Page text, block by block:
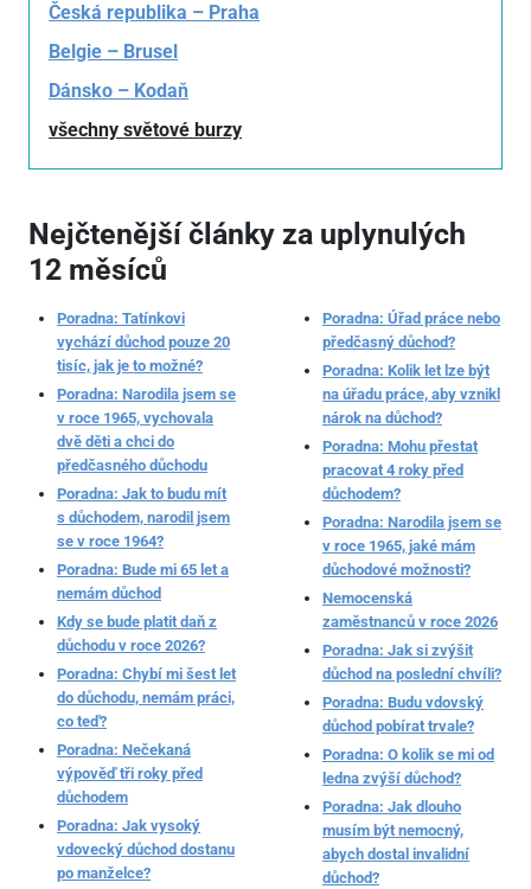
Česká republika – Praha
Belgie – Brusel
Dánsko – Kodaň
všechny světové burzy
Nejčtenější články za uplynulých
12 měsíců
Poradna: Tatínkovi
vychází důchod pouze 20
tisíc, jak je to možné?
Poradna: Narodila jsem se
v roce 1965, vychovala
dvě děti a chci do
předčasného důchodu
Poradna: Jak to budu mít
s důchodem, narodil jsem
se v roce 1964?
Poradna: Bude mi 65 let a
nemám důchod
Kdy se bude platit daň z
důchodu v roce 2026?
Poradna: Chybí mi šest let
do důchodu, nemám práci,
co teď?
Poradna: Nečekaná
výpověď tři roky před
důchodem
Poradna: Jak vysoký
vdovecký důchod dostanu
po manželce?
Poradna: Úřad práce nebo
předčasný důchod?
Poradna: Kolik let lze být
na úřadu práce, aby vznikl
nárok na důchod?
Poradna: Mohu přestat
pracovat 4 roky před
důchodem?
Poradna: Narodila jsem se
v roce 1965, jaké mám
důchodové možnosti?
Nemocenská
zaměstnanců v roce 2026
Poradna: Jak si zvýšit
důchod na poslední chvíli?
Poradna: Budu vdovský
důchod pobírat trvale?
Poradna: O kolik se mi od
ledna zvýší důchod?
Poradna: Jak dlouho
musím být nemocný,
abych dostal invalidní
důchod?